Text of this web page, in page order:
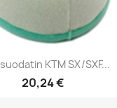
Pikakatselu
KTM SX/SXF...
20,24 €